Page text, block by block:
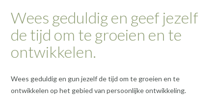
Wees geduldig en geef jezelf
de tijd om te groeien en te
ontwikkelen.
Wees geduldig en gun jezelf de tijd om te groeien en te
ontwikkelen op het gebied van persoonlijke ontwikkeling.